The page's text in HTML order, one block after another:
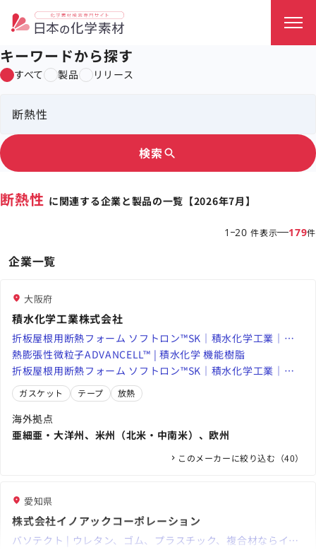
キーワードから探す
すべて 製品 リリース
検索 search
断熱性 に関連する企業と製品の一覧【2026年7月】
1 20 件表示 179件
企業一覧
大阪府
積水化学工業株式会社
折板屋根用断熱フォーム ソフトロン™SK｜積水化学工業｜高
機能プラスチックスカンパニー
熱膨張性微粒子ADVANCELL™ | 積水化学 機能樹脂
折板屋根用断熱フォーム ソフトロン™SK｜積水化学工業｜高
機能プラスチックスカンパニー
ガスケット テープ 放熱
海外拠点
亜細亜・大洋州、米州（北米・中南米）、欧州
このメーカーに絞り込む（40）
愛知県
株式会社イノアックコーポレーション
バソテクト | ウレタン、ゴム、プラスチック、複合材ならイノ